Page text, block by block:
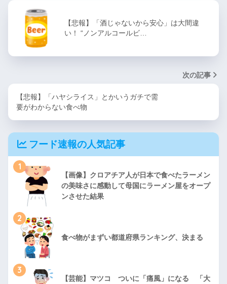
【悲報】「酒じゃないから安心」は大間違
い！ “ノンアルコールビ…
次の記事
【悲報】「ハヤシライス」とかいうガチで需
要がわからない食べ物
フード速報の人気記事
1
【画像】クロアチア人が日本で食べたラーメン
の美味さに感動して母国にラーメン屋をオープ
ンさせた結果
2
食べ物がまずい都道府県ランキング、決まる
3
【芸能】マツコ ついに「痛風」になる 「大